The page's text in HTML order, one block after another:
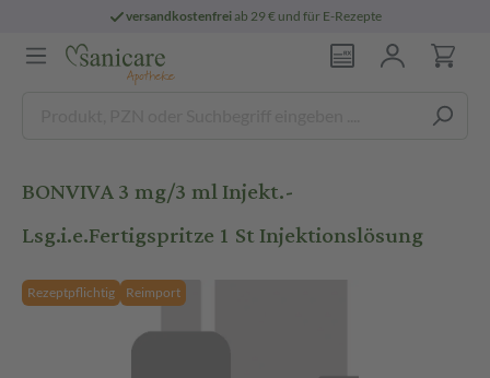
versandkostenfreiab 29 € und für E-Rezepte
BONVIVA 3 mg/3 ml Injekt.-
Lsg.i.e.Fertigspritze 1 St Injektionslösung
Rezeptpflichtig Reimport